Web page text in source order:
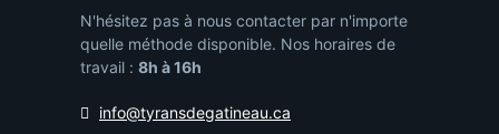
N'hésitez pas à nous contacter par n'importe
quelle méthode disponible. Nos horaires de
travail : 8h à 16h
info@tyransdegatineau.ca